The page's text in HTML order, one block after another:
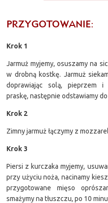
PRZYGOTOWANIE:
Krok 1
Jarmuż myjemy, osuszamy na
w drobną kostkę. Jarmuż
doprawiając solą, pieprzem i
praskę, następnie odstawiamy
Krok 2
Zimny jarmuż łączymy z
Krok 3
Piersi z kurczaka myjemy,
przy użyciu noża, nacinamy
przygotowane mięso
smażymy na tłuszczu, po 10